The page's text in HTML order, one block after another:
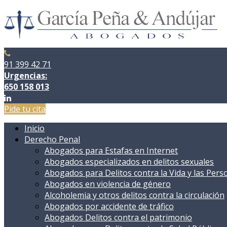
Skip
to
content
91 399 42 71
Urgencias:
650 158 013
Pide tu cita
Inicio
Derecho Penal
Abogados para Estafas en Internet
Abogados especializados en delitos sexuales
Abogados para Delitos contra la Vida y las
Abogados en violencia de género
Alcoholemia y otros delitos contra la circulación
Abogados por accidente de tráfico
Abogados Delitos contra el patrimonio